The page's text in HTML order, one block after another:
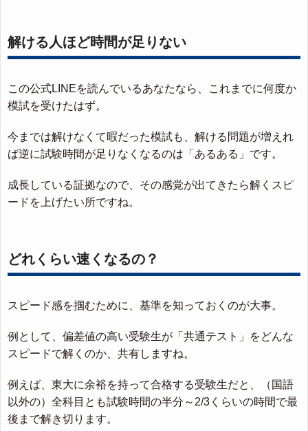
解ける人ほど時間が足りない
この公式LINEを読んでいるあなたなら、これまでに何度か
模試を受けたはず。
今までは解けなくて暇だった模試も、解ける問題が増えれ
ば逆に試験時間が足りなくなるのは「あるある」です。
成長している証拠なので、その感覚が出てきたら解くスピ
ードを上げたい所ですね。
どれくらい速くなるの？
スピード感を掴むために、基準を知っておくのが大事。
例として、偏差値の高い受験生が「共通テスト」をどんな
スピードで解くのか、共有しますね。
例えば、東大に余裕を持って合格する受験生だと、（国語
以外の）全科目とも試験時間の半分～2/3くらいの時間で最
後まで解き切ります。